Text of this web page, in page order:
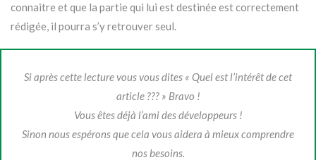
connaitre et que la partie qui lui est destinée est correctement
rédigée, il pourra s’y retrouver seul.
Si après cette lecture vous vous dites « Quel est l’intérêt de cet
article ??? » Bravo !
Vous êtes déjà l’ami des développeurs !
Sinon nous espérons que cela vous aidera à mieux comprendre
nos besoins.